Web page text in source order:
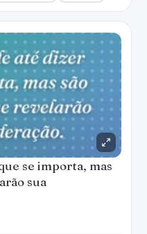
se importa, mas
sua